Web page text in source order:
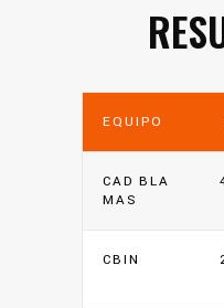
EQUIPO
CAD BLA
MAS
CBIN